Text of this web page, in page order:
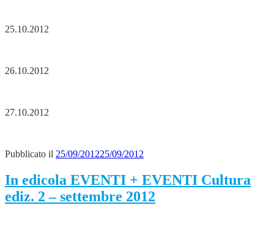
25.10.2012
26.10.2012
27.10.2012
Pubblicato il 25/09/201225/09/2012
In edicola EVENTI + EVENTI Cultura
ediz. 2 – settembre 2012